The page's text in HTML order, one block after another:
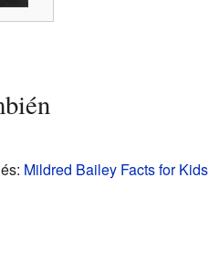
Mildred Bailey Facts for Kids